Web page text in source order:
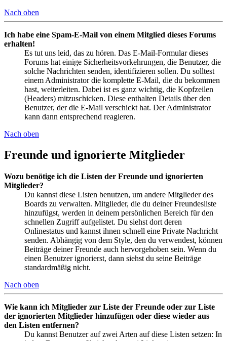
Nach oben
Ich habe eine Spam-E-Mail von einem Mitglied dieses Forums
erhalten!
Es tut uns leid, das zu hören. Das E-Mail-Formular dieses
Forums hat einige Sicherheitsvorkehrungen, die Benutzer, die
solche Nachrichten senden, identifizieren sollen. Du solltest
einem Administrator die komplette E-Mail, die du bekommen
hast, weiterleiten. Dabei ist es ganz wichtig, die Kopfzeilen
(Headers) mitzuschicken. Diese enthalten Details über den
Benutzer, der die E-Mail verschickt hat. Der Administrator
kann dann entsprechend reagieren.
Nach oben
Freunde und ignorierte Mitglieder
Wozu benötige ich die Listen der Freunde und ignorierten
Mitglieder?
Du kannst diese Listen benutzen, um andere Mitglieder des
Boards zu verwalten. Mitglieder, die du deiner Freundesliste
hinzufügst, werden in deinem persönlichen Bereich für den
schnellen Zugriff aufgelistet. Du siehst dort deren
Onlinestatus und kannst ihnen schnell eine Private Nachricht
senden. Abhängig von dem Style, den du verwendest, können
Beiträge deiner Freunde auch hervorgehoben sein. Wenn du
einen Benutzer ignorierst, dann siehst du seine Beiträge
standardmäßig nicht.
Nach oben
Wie kann ich Mitglieder zur Liste der Freunde oder zur Liste
der ignorierten Mitglieder hinzufügen oder diese wieder aus
den Listen entfernen?
Du kannst Benutzer auf zwei Arten auf diese Listen setzen: In